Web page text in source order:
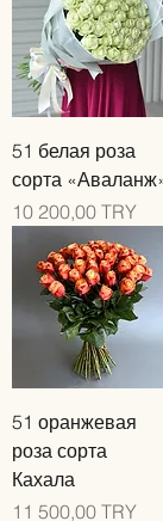
51 белая роза
сорта
Цена
10 200,00 TRY
51 оранжевая
роза сорта
Кахала
Цена
11 500,00 TRY